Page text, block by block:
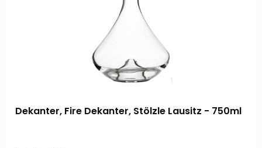
Dekanter, Fire Dekanter, Stölzle Lausitz - 750ml